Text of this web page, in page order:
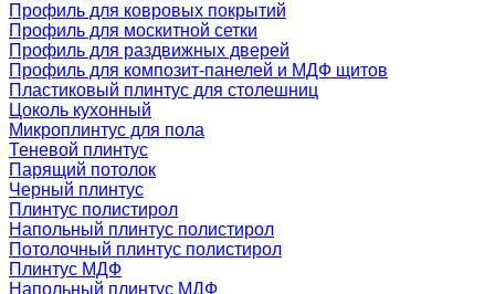
Профиль для ковровых покрытий
Профиль для москитной сетки
Профиль для раздвижных дверей
Профиль для композит-панелей и МДФ щитов
Пластиковый плинтус для столешниц
Цоколь кухонный
Микроплинтус для пола
Теневой плинтус
Парящий потолок
Черный плинтус
Плинтус полистирол
Напольный плинтус полистирол
Потолочный плинтус полистирол
Плинтус МДФ
Напольный плинтус МДФ